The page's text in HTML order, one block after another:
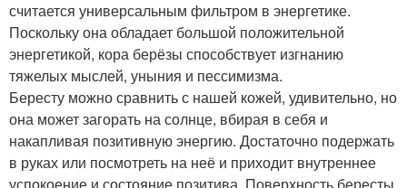
считается универсальным фильтром в энергетике.
Поскольку она обладает большой положительной
энергетикой, кора берёзы способствует изгнанию
тяжелых мыслей, уныния и пессимизма.
Бересту можно сравнить с нашей кожей, удивительно, но
она может загорать на солнце, вбирая в себя и
накапливая позитивную энергию. Достаточно подержать
в руках или посмотреть на неё и приходит внутреннее
успокоение и состояние позитива. Поверхность бересты